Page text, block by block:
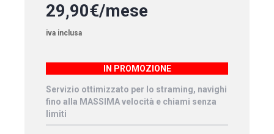
29,90€/mese
iva inclusa
IN PROMOZIONE
Servizio ottimizzato per lo straming, navighi
fino alla MASSIMA velocità e chiami senza
limiti